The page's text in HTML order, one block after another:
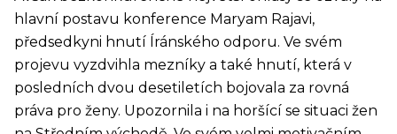
hlavní postavu konference Maryam Rajavi,
předsedkyni hnutí Íránského odporu. Ve svém
projevu vyzdvihla mezníky a také hnutí, která v
posledních dvou desetiletích bojovala za rovná
práva pro ženy. Upozornila i na horšící se situaci žen